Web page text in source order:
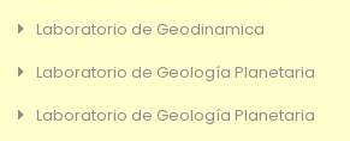
Laboratorio de Geodinamica
Laboratorio de Geología Planetaria
Laboratorio de Geología Planetaria